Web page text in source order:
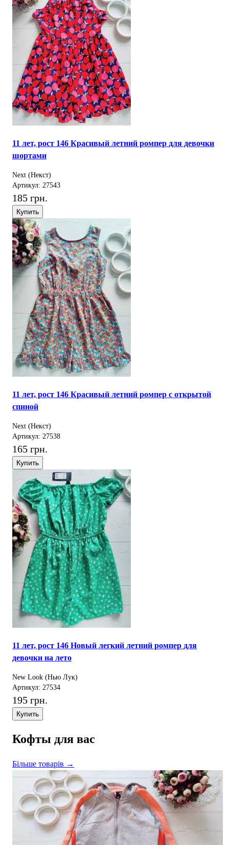
11 лет, рост 146 Красивый летний ромпер для девочки
шортами
Next (Некст)
Артикул: 27543
185 грн.
Купить
11 лет, рост 146 Красивый летний ромпер с открытой
спиной
Next (Некст)
Артикул: 27538
165 грн.
Купить
11 лет, рост 146 Новый легкий летний ромпер для
девочки на лето
New Look (Нью Лук)
Артикул: 27534
195 грн.
Купить
Кофты для вас
Більше товарів →